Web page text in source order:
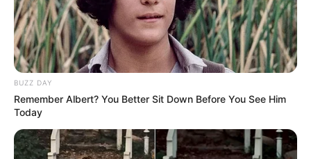
BUZZ DAY
Remember Albert? You Better Sit Down Before You See Him
Today